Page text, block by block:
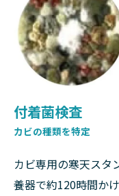
付着菌検査
カビの種類を特定
カビ専用の寒天スタ
養器で約120時間か